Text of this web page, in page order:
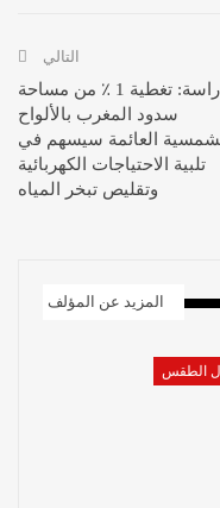
التالي
دراسة: تغطية 1 ٪ من مساحة
سدود المغرب بالألواح
العائمة سيسهم في
تلبية الاحتياجات الكهربائية
وتقليص تبخر المياه
المزيد عن المؤلف
الطقس